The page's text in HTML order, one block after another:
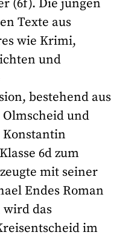
(6f). Die jungen
Texte aus
wie Krimi,
und
bestehend aus
und
Konstantin
6d zum
mit seiner
Endes Roman
wird das
im